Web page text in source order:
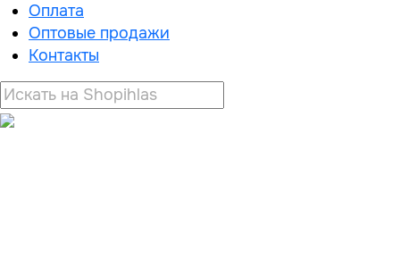
Оплата
Оптовые продажи
Контакты